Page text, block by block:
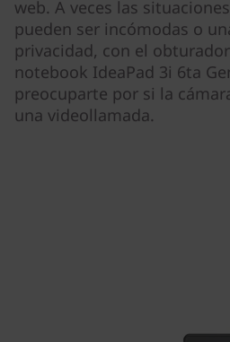
web. A veces las
pueden ser incómodas o
privacidad, con el
notebook IdeaPad 3i 6ta
preocuparte por si la
una videollamada.